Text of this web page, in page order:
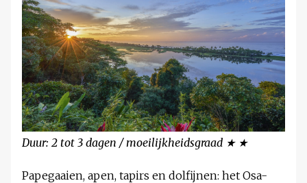
Duur: 2 tot 3 dagen / moeilijkheidsgraad ★ ★
Papegaaien, apen, tapirs en dolfijnen: het Osa-